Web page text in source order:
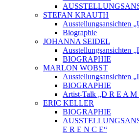
STEFAN KRAUTH
Ausstellungsansichten
Biographie
JOHANNA SEIDEL
Ausstellungsansichten
BIOGRAPHIE
MARLON WOBST
Ausstellungsansichten
BIOGRAPHIE
Artist-Talk „D R E A M
ERIC KELLER
BIOGRAPHIE
E R E N C E“